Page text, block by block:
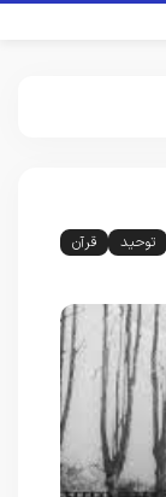
توحید قرآن